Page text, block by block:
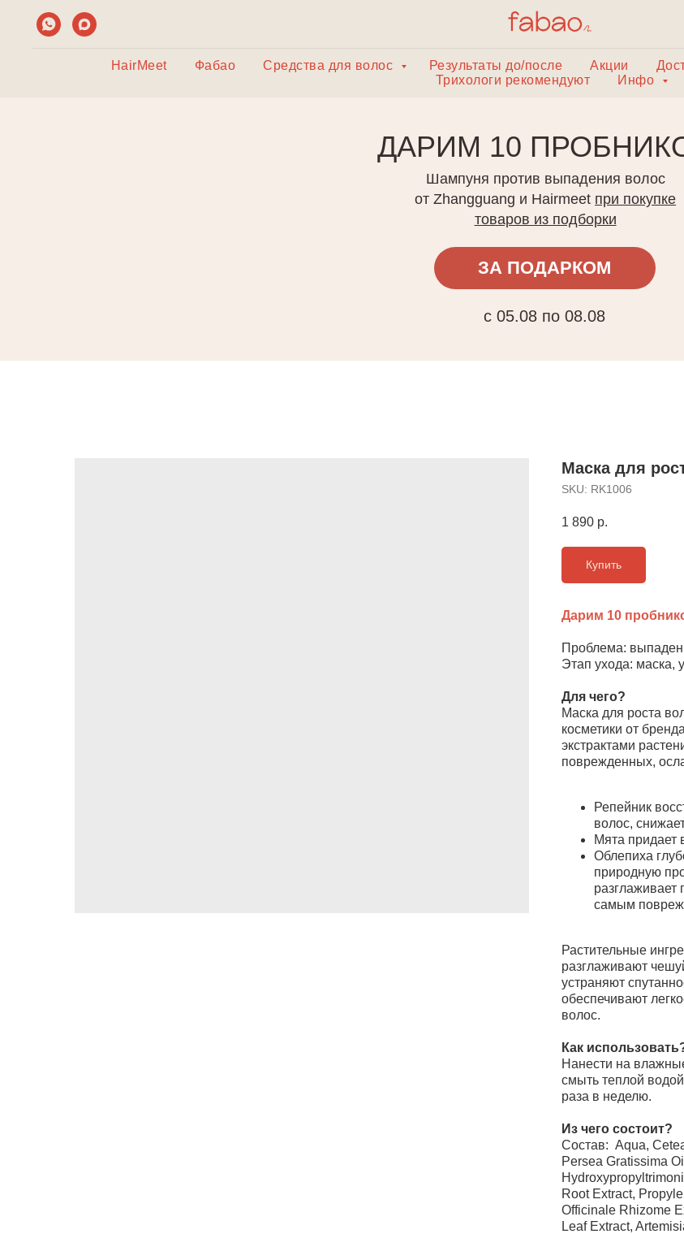
HairMeet Фабао Средства для волос Результаты до/после Акции
Трихологи рекомендуют
Инфо
Шампуня против выпадения волос
от Zhangguang и Hairmeetпри покупке
товаров из подборки
с 05.08 по 08.08
ДАРИМ 10 ПРОБНИКОВ
Маска для
SKU: RK1006
1 890 р.
Купить
Дарим 10
Проблема:
Этап ухода: маска,
Для чего?
Маска для роста
косметики от
экстрактами
поврежденных,
Репейник
волос,
Мята придает
Облепиха
природную
разглаживает
самым
Растительные
разглаживают
устраняют
обеспечивают
волос.
Как
Нанести на
смыть теплой
раза в неделю.
Из чего состоит?
Состав: Aqua,
Persea Gratissima
Root Extract,
Officinale Rhizome
Leaf Extract,